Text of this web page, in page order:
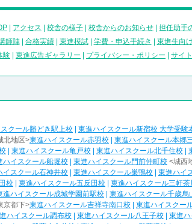
アクセス 校舎の様子 校舎からのお知らせ 担任助手
師陣| 合格実績| 東進模試| 学費・申込手続き 東進生向
験
東進広告ギャラリー プライバシー・ポリシー サイ
クール勝どき駅上校 東進ハイスクール新宿校 大学受験
北地区>東進ハイスクール赤羽校 東進ハイスクール本郷
東進ハイスクール亀戸校 東進ハイスクール北千住校
ハイスクール船堀校 東進ハイスクール門前仲町校 <城西
イスクール石神井校 東進ハイスクール巣鴨校 東進ハイ
校 東進ハイスクール五反田校 東進ハイスクール三軒茶
進ハイスクール成城学園前駅校 東進ハイスクール千歳烏
京都下>東進ハイスクール吉祥寺南口校 東進ハイスクー
ハイスクール調布校 東進ハイスクール八王子校 東進